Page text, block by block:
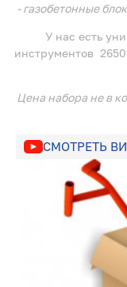
- газобетонные
У нас есть
инструментов
Цена набора не в
СМОТРЕТЬ